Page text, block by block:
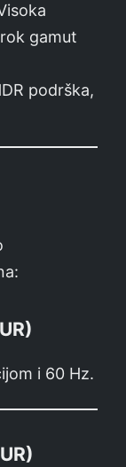
gamut
podrška,
i 60 Hz.